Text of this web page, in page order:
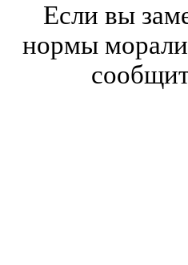
Если вы
нормы морали